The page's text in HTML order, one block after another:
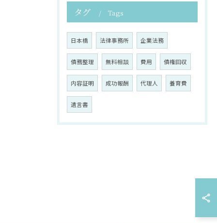
タグ Tags
日本橋 法律事務所 企業法務
債務整理 無料相談 費用 債権回収
内容証明 成功報酬 代理人 養育費
遺言書